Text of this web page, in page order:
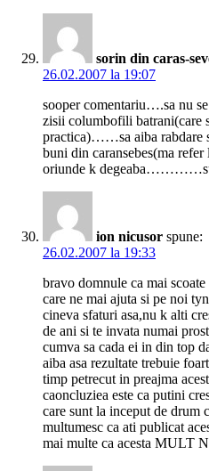
sorin din caras-
26.02.2007 la 19:07
sooper comentariu….sa nu
zisii columbofili
practica)……sa aiba rabdare
buni din caransebes(ma
oriunde k
ion nicusor spune:
26.02.2007 la 19:33
bravo domnule ca mai
care ne mai ajuta si pe noi
cineva sfaturi asa,nu k alti
de ani si te invata numai
cumva sa cada ei in din top
aiba asa rezultate trebuie
timp petrecut in preajma
caoncluziea este ca putini
care sunt la inceput de drum
multumesc ca ati publicat
mai multe ca acesta MULT